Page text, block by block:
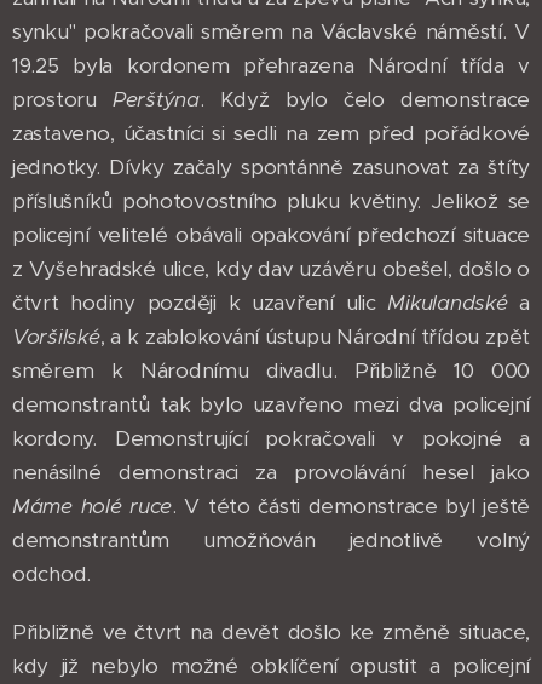
synku" pokračovali směrem na Václavské náměstí. V
19.25 byla kordonem přehrazena Národní třída v
prostoru Perštýna. Když bylo čelo demonstrace
zastaveno, účastníci si sedli na zem před pořádkové
jednotky. Dívky začaly spontánně zasunovat za štíty
příslušníků pohotovostního pluku květiny. Jelikož se
policejní velitelé obávali opakování předchozí situace
z Vyšehradské ulice, kdy dav uzávěru obešel, došlo o
čtvrt hodiny později k uzavření ulicMikulandskéa
Voršilské, a k zablokování ústupu Národní třídou zpět
směrem k Národnímu divadlu. Přibližně 10 000
demonstrantů tak bylo uzavřeno mezi dva policejní
kordony. Demonstrující pokračovali v pokojné a
nenásilné demonstraci za provolávání hesel jako
Máme holé ruce. V této části demonstrace byl ještě
demonstrantům umožňován jednotlivě volný
odchod.
Přibližně ve čtvrt na devět došlo ke změně situace,
kdy již nebylo možné obklíčení opustit a policejní